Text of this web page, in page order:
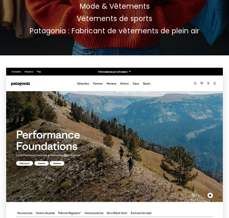
Mode & Vêtements
Vêtements de sports
Patagonia : Fabricant de vêtements de plein air